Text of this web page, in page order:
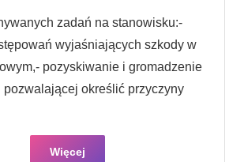
zadań na stanowisku:-
wyjaśniających szkody w
pozyskiwanie i gromadzenie
pozwalającej określić przyczyny
Więcej